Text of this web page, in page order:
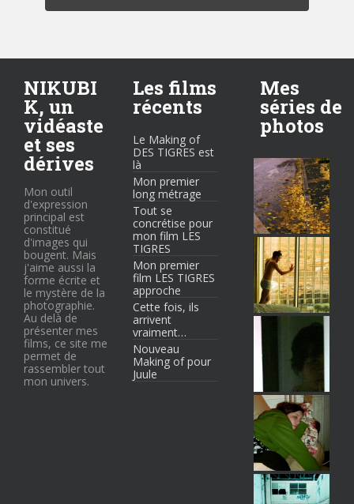
NIKUBI
K, un
vidéaste
et ses
dérives
Mon outil
d'expression
principal est
constitué
d'images qui
bougent. Mais
j'aime aussi la
forme écrite et
le mystère de la
photographie.
Au delà de
présenter mes
films, ce site me
permet de
rassembler tout
mon univers.
Les films
récents
Le Making of
DES TIGRES est
là
Mon premier
long métrage
Tout se
concrétise pour
mon film LES
TIGRES
Mon premier
film LES TIGRES
approche
Cette fois, ils
arrivent
vraiment…
Nouveau
Making of pour
Juule
Mes
séries de
photos